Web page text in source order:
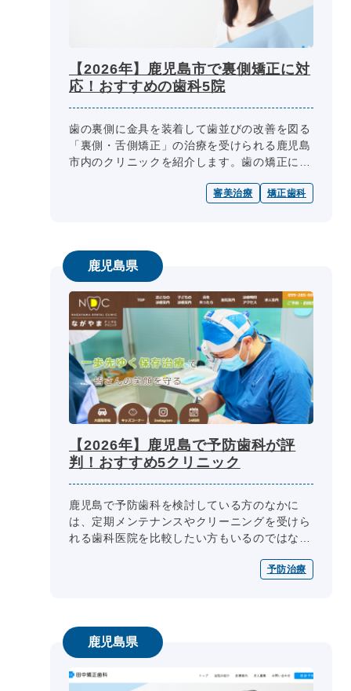
【2026年】鹿児島市で裏側矯正に対
応！おすすめの歯科5院
歯の裏側に金具を装着して歯並びの改善を図る
「裏側・舌側矯正」の治療を受けられる鹿児島
市内のクリニックを紹介します。歯の矯正にか
金具を装着することになります。...
審美治療 矯正歯科
鹿児島県
【2026年】鹿児島で予防歯科が評
判！おすすめ5クリニック
鹿児島で予防歯科を検討している方のなかに
は、定期メンテナンスやクリーニングを受けら
れる歯科医院を比較したい方もいるのではない
予防治療
鹿児島県